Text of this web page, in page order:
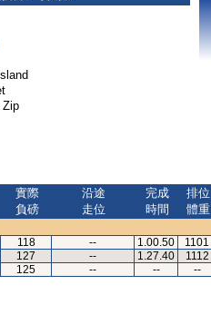
Zip
實際
負磅
沿途
走位
完成
時間
排位
體重
118 -- 1.00.50 1101
127 -- 1.27.40 1112
125 -- -- --